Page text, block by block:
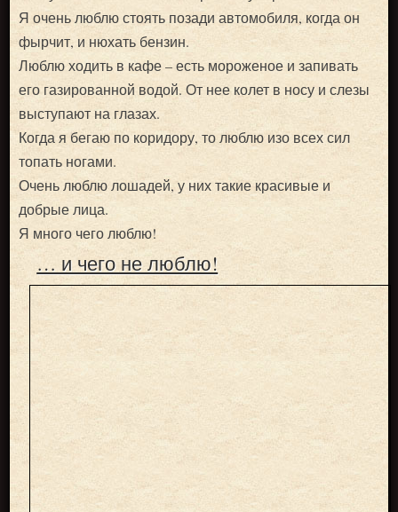
Я очень люблю стоять позади автомобиля, когда он
фырчит, и нюхать бензин.
Люблю ходить в кафе – есть мороженое и запивать
его газированной водой. От нее колет в носу и слезы
выступают на глазах.
Когда я бегаю по коридору, то люблю изо всех сил
топать ногами.
Очень люблю лошадей, у них такие красивые и
добрые лица.
Я много чего люблю!
… и чего не люблю!